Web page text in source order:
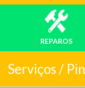
REPAROS
Serviços /